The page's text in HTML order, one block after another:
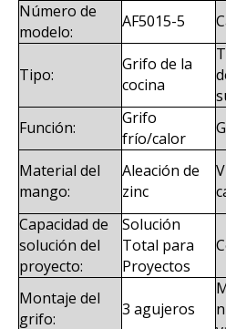
Número de
modelo:
AF5015-5
Tipo:
Grifo de la
cocina
Función:
Grifo
frío/calor
Material del
mango:
Aleación de
zinc
Capacidad de
solución del
proyecto:
Solución
Total para
Proyectos
Montaje del
grifo:
3 agujeros